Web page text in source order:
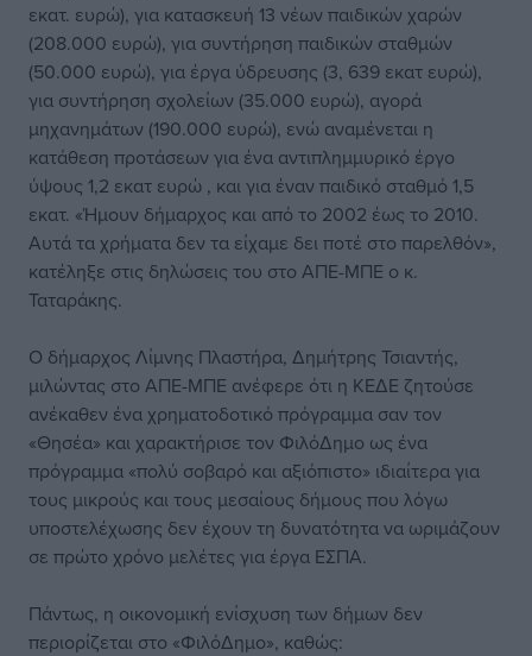
εκατ. ευρώ), για κατασκευή 13 νέων παιδικών χαρών
(208.000 ευρώ), για συντήρηση παιδικών σταθμών
(50.000 ευρώ), για έργα ύδρευσης (3, 639 εκατ ευρώ),
για συντήρηση σχολείων (35.000 ευρώ), αγορά
μηχανημάτων (190.000 ευρώ), ενώ αναμένεται η
κατάθεση προτάσεων για ένα αντιπλημμυρικό έργο
ύψους 1,2 εκατ ευρώ , και για έναν παιδικό σταθμό 1,5
εκατ. «Ήμουν δήμαρχος και από το 2002 έως το 2010.
Αυτά τα χρήματα δεν τα είχαμε δει ποτέ στο παρελθόν»,
κατέληξε στις δηλώσεις του στο ΑΠΕ-ΜΠΕ ο κ.
Ταταράκης.
Ο δήμαρχος Λίμνης Πλαστήρα, Δημήτρης Τσιαντής,
μιλώντας στο ΑΠΕ-ΜΠΕ ανέφερε ότι η ΚΕΔΕ ζητούσε
ανέκαθεν ένα χρηματοδοτικό πρόγραμμα σαν τον
«Θησέα» και χαρακτήρισε τον ΦιλόΔημο ως ένα
πρόγραμμα «πολύ σοβαρό και αξιόπιστο» ιδιαίτερα για
τους μικρούς και τους μεσαίους δήμους που λόγω
υποστελέχωσης δεν έχουν τη δυνατότητα να ωριμάζουν
σε πρώτο χρόνο μελέτες για έργα ΕΣΠΑ.
Πάντως, η οικονομική ενίσχυση των δήμων δεν
περιορίζεται στο «ΦιλόΔημο», καθώς: